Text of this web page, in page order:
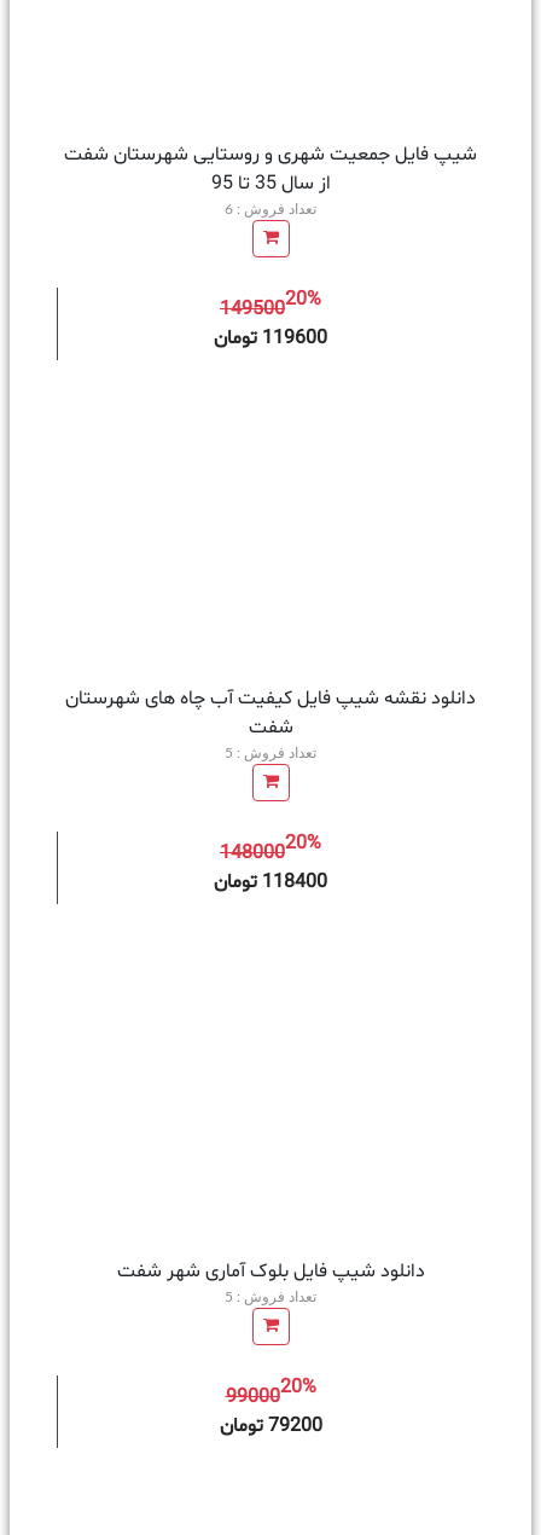
شیپ فایل جمعیت شهری و روستایی شهرستان شفت
از سال 35 تا 95
تعداد فروش : 6
14950020%
119600 تومان
دانلود نقشه شیپ فایل کیفیت آب چاه های شهرستان
شفت
تعداد فروش : 5
14800020%
118400 تومان
دانلود شیپ فایل بلوک آماری شهر شفت
تعداد فروش : 5
9900020%
79200 تومان